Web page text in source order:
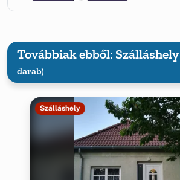
Továbbiak ebből: Szálláshely
darab)
Szálláshely